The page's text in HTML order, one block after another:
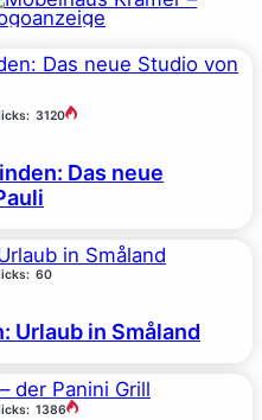
3120
Das neue
60
Urlaub in Småland
1386